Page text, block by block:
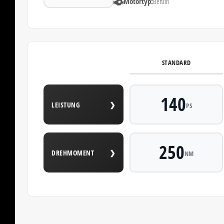
STANDARD
LEISTUNG ❯ 140PS
DREHMOMENT ❯ 250NM